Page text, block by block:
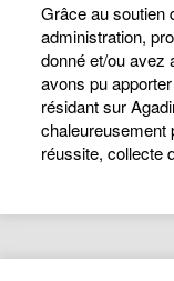
Grâce au soutien
administration,
donné et/ou avez
avons pu
résidant sur
chaleureusement
réussite, collecte